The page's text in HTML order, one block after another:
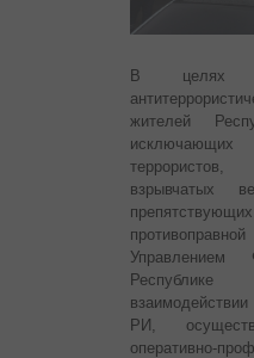
В целях
жителей
террористов,
взрывчатых
РИ,
оперативно-